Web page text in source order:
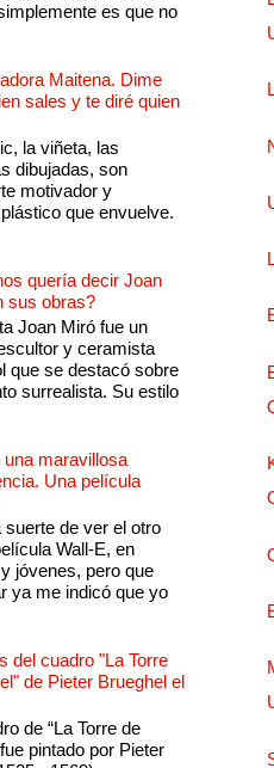
es que no
Maitena. Dime
sales y te diré quien
la viñeta, las
dibujadas, son
motivador y
que envuelve.
quería decir Joan
sus obras?
Joan Miró fue un
y ceramista
que se destacó sobre
surrealista. Su estilo
una maravillosa
Una película
suerte de ver el otro
Wall-E, en
jóvenes, pero que
ya me indicó que yo
del cuadro "La Torre
de Pieter Brueghel el
de “La Torre de
pintado por Pieter